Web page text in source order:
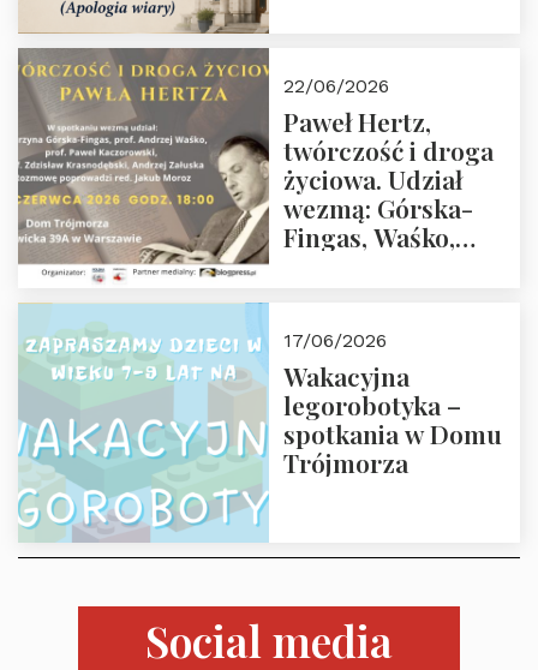
02.07.2026 r. godz.
18:00.
22/06/2026
Paweł Hertz,
twórczość i droga
życiowa. Udział
wezmą: Górska-
Fingas, Waśko,
czerwca 2026 r.
godz. 18:00 w Domu
Trójmorza.
Zapraszamy!
17/06/2026
Wakacyjna
legorobotyka –
spotkania w Domu
Trójmorza
Social media